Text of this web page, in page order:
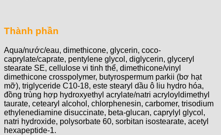
Thành phần
Aqua/nước/eau, dimethicone, glycerin, coco-
caprylate/caprate, pentylene glycol, diglycerin, glyceryl
stearate SE, cellulose vi tinh thể, dimethicone/vinyl
dimethicone crosspolymer, butyrospermum parkii (bơ hạt
mỡ), triglyceride C10-18, este stearyl dầu ô liu hydro hóa,
đồng trùng hợp hydroxyethyl acrylate/natri acryloyldimethyl
taurate, cetearyl alcohol, chlorphenesin, carbomer, trisodium
ethylenediamine disuccinate, beta-glucan, caprylyl glycol,
natri hydroxide, polysorbate 60, sorbitan isostearate, acetyl
hexapeptide-1.